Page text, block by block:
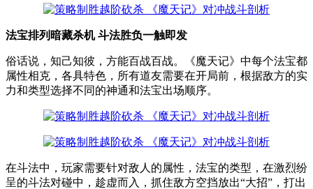
法宝排列暗藏杀机 斗法胜负一触即发
俗话说，知己知彼，方能百战百战。《魔天记》中每个法宝都
属性相克，各具特色，所有道友需要在开局前，根据敌方的实
力和类型选择不同的神通和法宝出场顺序。
在斗法中，玩家需要针对敌人的属性，法宝的类型，在激烈纷
呈的斗法对碰中，趁虚而入，抓住敌方空挡放出“大招”，打出